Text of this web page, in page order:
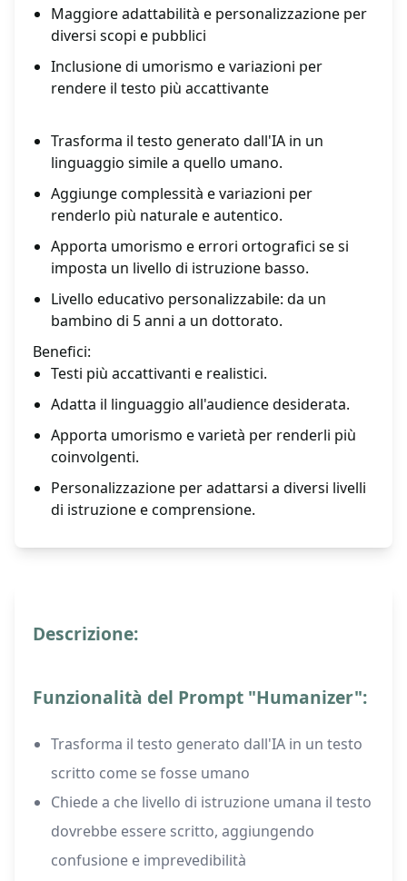
Maggiore adattabilità e personalizzazione per
diversi scopi e pubblici
Inclusione di umorismo e variazioni per
rendere il testo più accattivante
Trasforma il testo generato dall'IA in un
linguaggio simile a quello umano.
Aggiunge complessità e variazioni per
renderlo più naturale e autentico.
Apporta umorismo e errori ortografici se si
imposta un livello di istruzione basso.
Livello educativo personalizzabile: da un
bambino di 5 anni a un dottorato.
Benefici:
Testi più accattivanti e realistici.
Adatta il linguaggio all'audience desiderata.
Apporta umorismo e varietà per renderli più
coinvolgenti.
Personalizzazione per adattarsi a diversi livelli
di istruzione e comprensione.
Descrizione:
Funzionalità del Prompt "Humanizer":
Trasforma il testo generato dall'IA in un testo
scritto come se fosse umano
Chiede a che livello di istruzione umana il testo
dovrebbe essere scritto, aggiungendo
confusione e imprevedibilità